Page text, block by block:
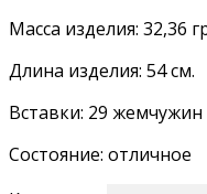
Масса изделия: 32,36
Длина изделия: 54 см.
Вставки: 29
Состояние: отличное